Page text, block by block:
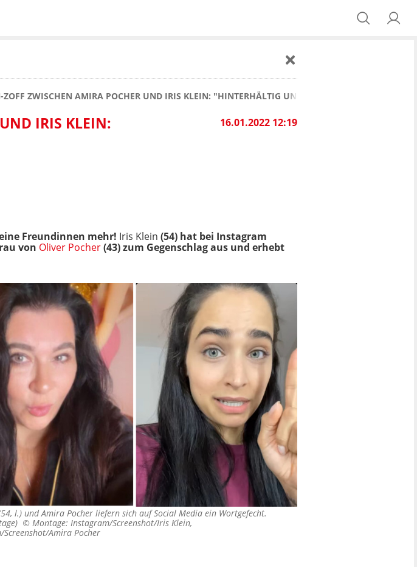
ZOFF ZWISCHEN AMIRA POCHER UND IRIS KLEIN: "HINTERHÄLTIG UND GESCHMACKLOS"
16.01.2022 12:19
IRIS KLEIN:
Freundinnen mehr! Iris Klein (54) hat bei Instagram
von Oliver Pocher(43) zum Gegenschlag aus und erhebt
l.) und Amira Pocher liefern sich auf Social Media ein Wortgefecht.
© Montage: Instagram/Screenshot/Iris Klein,
Screenshot/Amira Pocher